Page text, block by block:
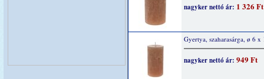
nagyker nettó ár: 1 326 Ft
Gyertya, szaharasárga, ø 6 x
nagyker nettó ár: 949 Ft